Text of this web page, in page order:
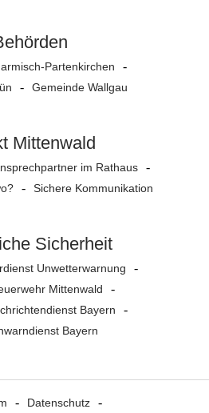
Partenkirchen
Gemeinde Wallgau
Mittenwald
im Rathaus
Sichere Kommunikation
Sicherheit
Unwetterwarnung
Mittenwald
Bayern
Bayern
Datenschutz